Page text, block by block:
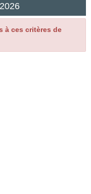
à ces critères de